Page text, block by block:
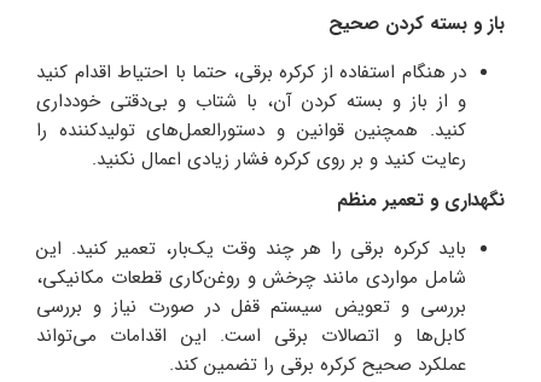
باز و بسته کردن صحیح
در هنگام استفاده از کرکره برقی، حتما با احتیاط اقدام کنید
و از باز و بسته کردن آن، با شتاب و بی‌دقتی خودداری
کنید. همچنین قوانین و دستورالعمل‌های تولید‌کننده را
رعایت کنید و بر روی کرکره فشار زیادی اعمال نکنید.
نگهداری و تعمیر منظم
باید کرکره برقی را هر چند وقت یک‌بار، تعمیر کنید. این
شامل مواردی مانند چرخش و روغن‌کاری قطعات مکانیکی،
بررسی و تعویض سیستم قفل در صورت نیاز و بررسی
کابل‌ها و اتصالات برقی است. این اقدامات می‌تواند
عملکرد صحیح کرکره برقی را تضمین کند.